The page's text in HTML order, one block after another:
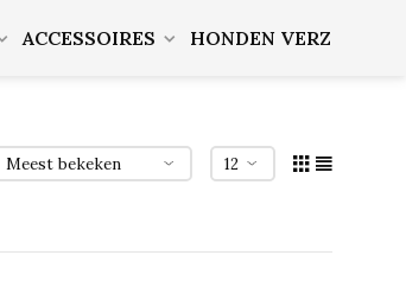
ACCESSOIRES HONDEN